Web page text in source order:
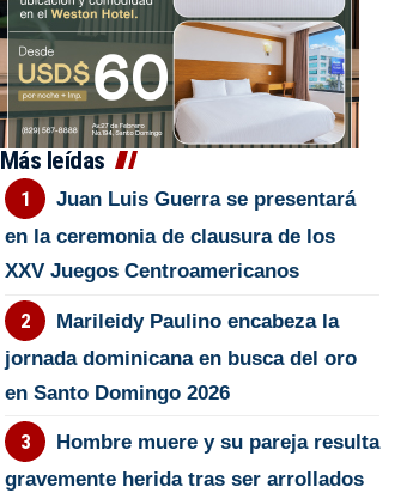
Más leídas
Juan Luis Guerra se presentará
en la ceremonia de clausura de los
XXV Juegos Centroamericanos
Marileidy Paulino encabeza la
jornada dominicana en busca del oro
en Santo Domingo 2026
Hombre muere y su pareja resulta
gravemente herida tras ser arrollados